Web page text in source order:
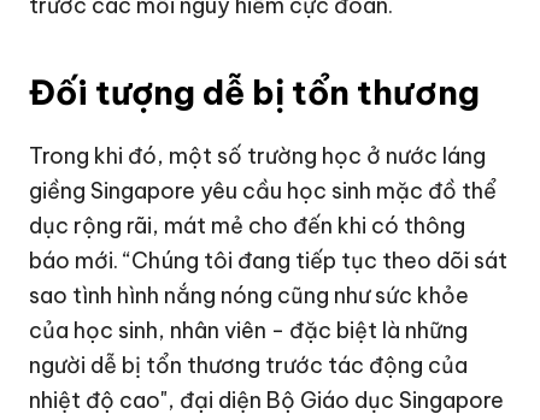
trước các mối nguy hiểm cực đoan.
Đối tượng dễ bị tổn thương
Trong khi đó, một số trường học ở nước láng
giềng Singapore yêu cầu học sinh mặc đồ thể
dục rộng rãi, mát mẻ cho đến khi có thông
báo mới. “Chúng tôi đang tiếp tục theo dõi sát
sao tình hình nắng nóng cũng như sức khỏe
của học sinh, nhân viên - đặc biệt là những
người dễ bị tổn thương trước tác động của
nhiệt độ cao", đại diện Bộ Giáo dục Singapore